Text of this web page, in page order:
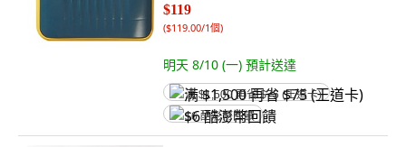
$119
($119.00/1個)
明天 8/10 (一) 預計送達
满 $1,500 再省 $75 (王道卡)
$6 酷澎幣回饋